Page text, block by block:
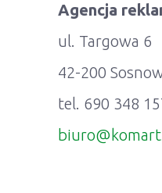
Agencja
ul. Targowa 6
42-200
tel. 690 348